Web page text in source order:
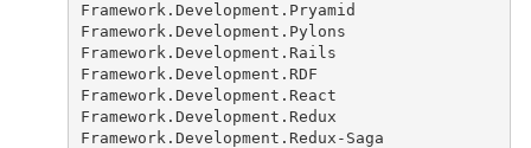
Framework.Development.Pryamid
Framework.Development.Pylons
Framework.Development.Rails
Framework.Development.RDF
Framework.Development.React
Framework.Development.Redux
Framework.Development.Redux-Saga